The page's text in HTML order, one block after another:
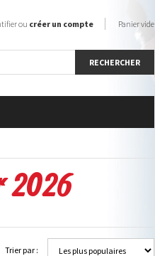
ou créer un compte Panier vide
2026
Trier par :